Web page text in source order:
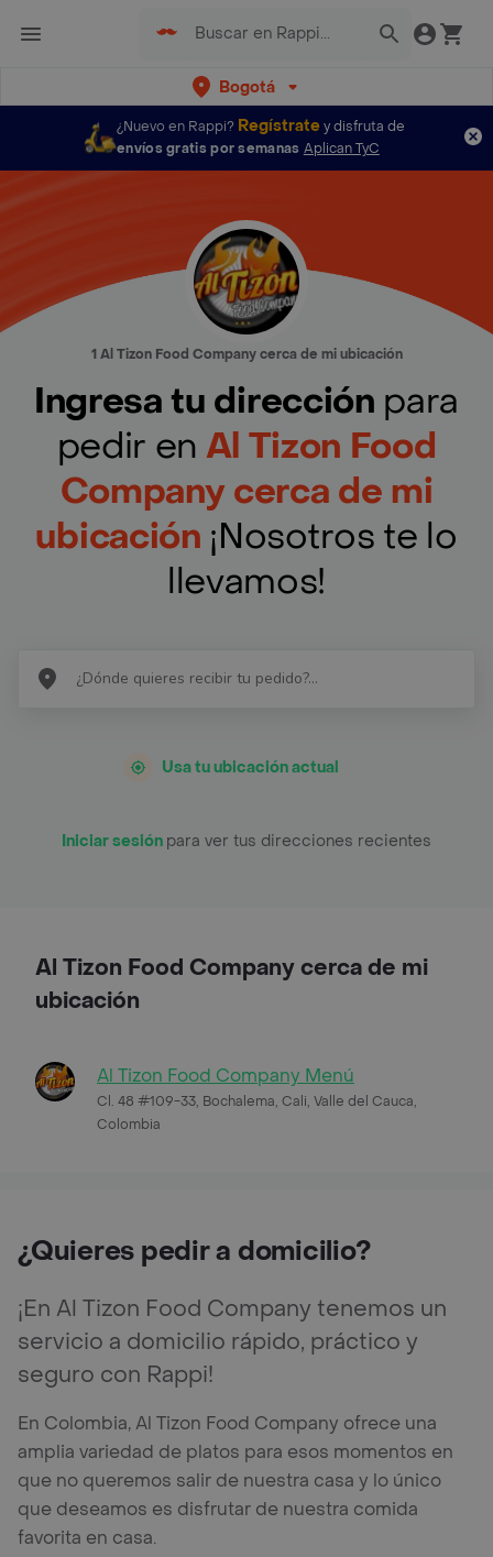
Bogotá
¿Nuevo en Rappi? Regístratey disfruta de
envíos gratis por semanas Aplican TyC
1 Al Tizon Food Company cerca de mi ubicación
Ingresa tu dirección para
pedir en Al Tizon Food
Company cerca de mi
ubicación ¡Nosotros te lo
llevamos!
Usa tu ubicación actual
Iniciar sesión para ver tus direcciones recientes
Al Tizon Food Company cerca de mi
ubicación
Al Tizon Food Company Menú
Cl. 48 #109-33, Bochalema, Cali, Valle del Cauca,
Colombia
¿Quieres pedir a domicilio?
¡En Al Tizon Food Company tenemos un
servicio a domicilio rápido, práctico y
seguro con Rappi!
En Colombia, Al Tizon Food Company ofrece una
amplia variedad de platos para esos momentos en
que no queremos salir de nuestra casa y lo único
que deseamos es disfrutar de nuestra comida
favorita en casa.